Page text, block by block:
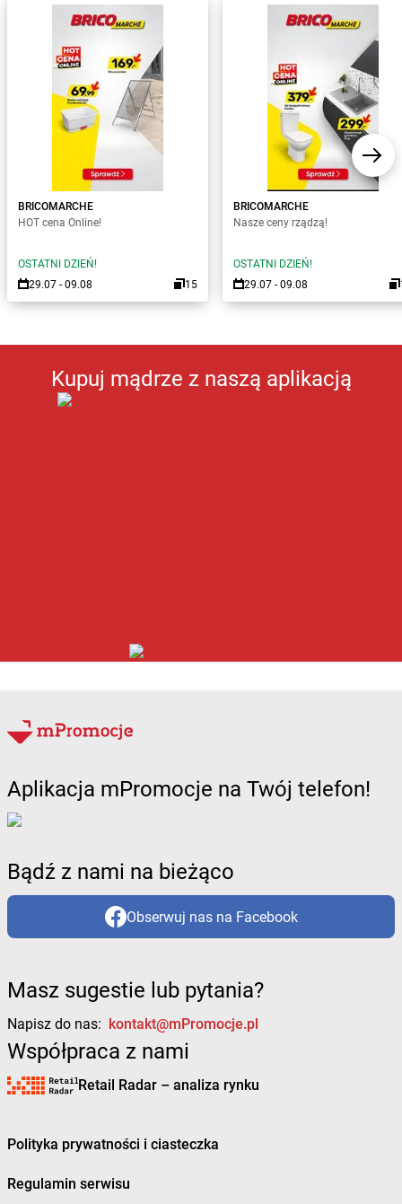
BRICOMARCHE
HOT cena Online!
OSTATNI DZIEŃ!
29.07 - 09.08
15
BRICOMARCHE
Nasze ceny rządzą!
OSTATNI DZIEŃ!
29.07 - 09.08
Kupuj mądrze z naszą aplikacją
Aplikacja mPromocje na Twój telefon!
Bądź z nami na bieżąco
Obserwuj nas na Facebook
Masz sugestie lub pytania?
Napisz do nas: kontakt@mPromocje.pl
Współpraca z nami
Retail Radar – analiza rynku
Polityka prywatności i ciasteczka
Regulamin serwisu